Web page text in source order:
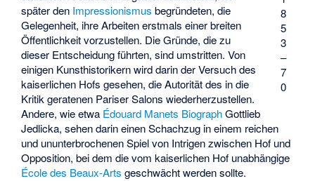
8
5
3
–
7
0
später den Impressionismus begründeten, die
Gelegenheit, ihre Arbeiten erstmals einer breiten
Öffentlichkeit vorzustellen. Die Gründe, die zu
dieser Entscheidung führten, sind umstritten. Von
einigen Kunsthistorikern wird darin der Versuch des
kaiserlichen Hofs gesehen, die Autorität des in die
Kritik geratenen Pariser Salons wiederherzustellen.
Andere, wie etwa Édouard Manets BiographGottlieb
Jedlicka, sehen darin einen Schachzug in einem reichen
und ununterbrochenen Spiel von Intrigen zwischen Hof und
Opposition, bei dem die vom kaiserlichen Hof unabhängige
École des Beaux-Arts geschwächt werden sollte.